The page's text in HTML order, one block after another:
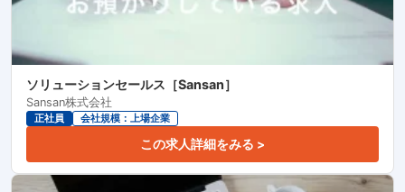
ソリューションセールス［Sansan］
Sansan株式会社
正社員 会社規模：上場企業
この求人詳細をみる >